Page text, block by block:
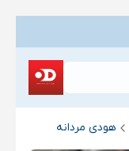
هودی مردانه